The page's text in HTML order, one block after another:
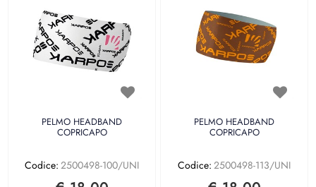
PELMO HEADBAND
COPRICAPO
Codice: 2500498-100/UNI
PELMO HEADBAND
COPRICAPO
Codice: 2500498-113/UNI